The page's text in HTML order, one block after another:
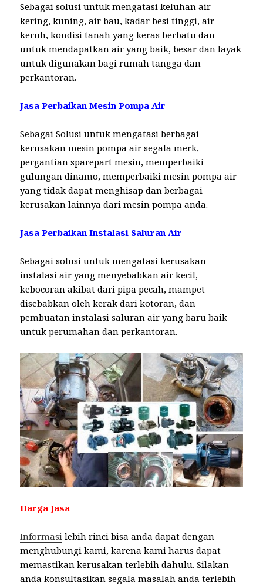
Sebagai solusi untuk mengatasi keluhan air
kering, kuning, air bau, kadar besi tinggi, air
keruh, kondisi tanah yang keras berbatu dan
untuk mendapatkan air yang baik, besar dan layak
untuk digunakan bagi rumah tangga dan
perkantoran.
Jasa Perbaikan Mesin Pompa Air
Sebagai Solusi untuk mengatasi berbagai
kerusakan mesin pompa air segala merk,
pergantian sparepart mesin, memperbaiki
gulungan dinamo, memperbaiki mesin pompa air
yang tidak dapat menghisap dan berbagai
kerusakan lainnya dari mesin pompa anda.
Jasa Perbaikan Instalasi Saluran Air
Sebagai solusi untuk mengatasi kerusakan
instalasi air yang menyebabkan air kecil,
kebocoran akibat dari pipa pecah, mampet
disebabkan oleh kerak dari kotoran, dan
pembuatan instalasi saluran air yang baru baik
untuk perumahan dan perkantoran.
Harga Jasa
Informasi lebih rinci bisa anda dapat dengan
menghubungi kami, karena kami harus dapat
memastikan kerusakan terlebih dahulu. Silakan
anda konsultasikan segala masalah anda terlebih